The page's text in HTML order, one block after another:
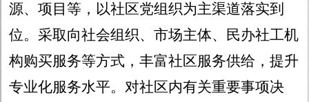
源、项目等，以社区党组织为主渠道落实到
位。采取向社会组织、市场主体、民办社工机
构购买服务等方式，丰富社区服务供给，提升
专业化服务水平。对社区内有关重要事项决